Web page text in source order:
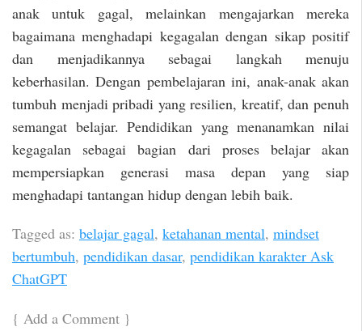
anak untuk gagal, melainkan mengajarkan mereka
bagaimana menghadapi kegagalan dengan sikap positif
dan menjadikannya sebagai langkah menuju
keberhasilan. Dengan pembelajaran ini, anak-anak akan
tumbuh menjadi pribadi yang resilien, kreatif, dan penuh
semangat belajar. Pendidikan yang menanamkan nilai
kegagalan sebagai bagian dari proses belajar akan
mempersiapkan generasi masa depan yang siap
menghadapi tantangan hidup dengan lebih baik.
Tagged as: belajar gagal, ketahanan mental, mindset
bertumbuh, pendidikan dasar, pendidikan karakter Ask
ChatGPT
{ Add a Comment }